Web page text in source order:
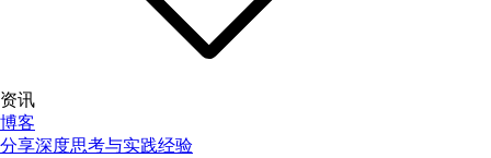
资讯
博客
分享深度思考与实践经验